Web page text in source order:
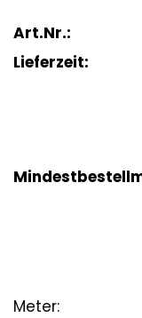
Art.Nr.:
Lieferzeit:
Meter: